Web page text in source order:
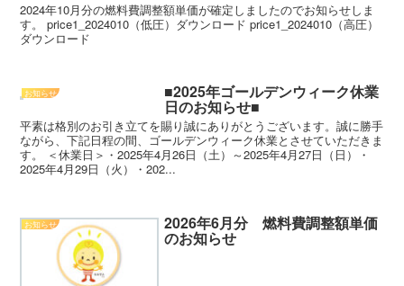
2024年10月分の燃料費調整額単価が確定しましたのでお知らせしま
す。 price1_2024010（低圧）ダウンロード price1_2024010（高圧）
ダウンロード
お知らせ ■2025年ゴールデンウィーク休業
日のお知らせ■
平素は格別のお引き立てを賜り誠にありがとうございます。誠に勝手
ながら、下記日程の間、ゴールデンウィーク休業とさせていただきま
す。 ＜休業日＞・2025年4月26日（土）～2025年4月27日（日）・
2025年4月29日（火）・202...
お知らせ 2026年6月分 燃料費調整額単価
のお知らせ